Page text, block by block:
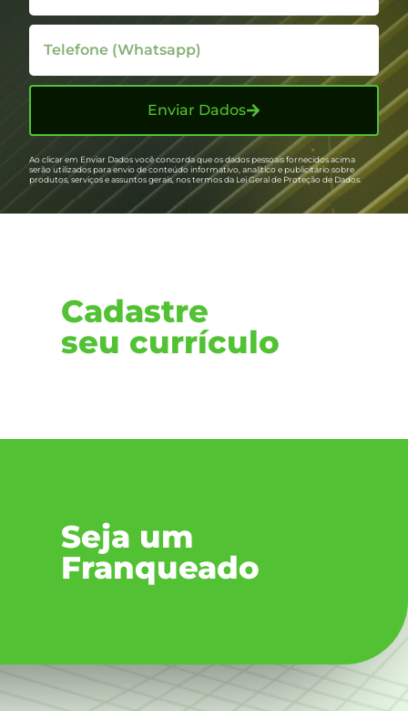
Enviar Dados
Ao clicar em Enviar Dados você concorda que os dados pessoais fornecidos acima
serão utilizados para envio de conteúdo informativo, analítico e publicitário sobre
produtos, serviços e assuntos gerais, nos termos da Lei Geral de Proteção de Dados.
Cadastre
seu currículo
Seja um
Franqueado